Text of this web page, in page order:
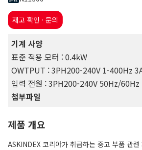
문의 번호
재고 확인 · 문의
기계 사양
표준 적용 모터 : 0.4kW
OWTPUT : 3PH200-240V 1-400Hz
입력 전원 : 3PH200-240V 50Hz/60Hz
첨부파일
제품 개요
ASKINDEX 코리아가 취급하는 중고 부품 관련